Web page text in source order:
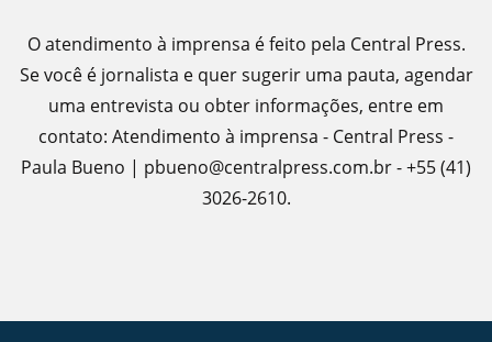
O atendimento à imprensa é feito pela Central Press.
Se você é jornalista e quer sugerir uma pauta, agendar
uma entrevista ou obter informações, entre em
contato: Atendimento à imprensa - Central Press -
Paula Bueno | pbueno@centralpress.com.br - +55 (41)
3026-2610.